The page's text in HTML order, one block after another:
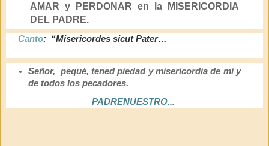
AMAR y PERDONAR en la MISERICORDIA
DEL PADRE.
Canto: “Misericordes sicut Pater…
Señor, pequé, tened piedad y misericordia de mi y
de todos los pecadores.
PADRENUESTRO...